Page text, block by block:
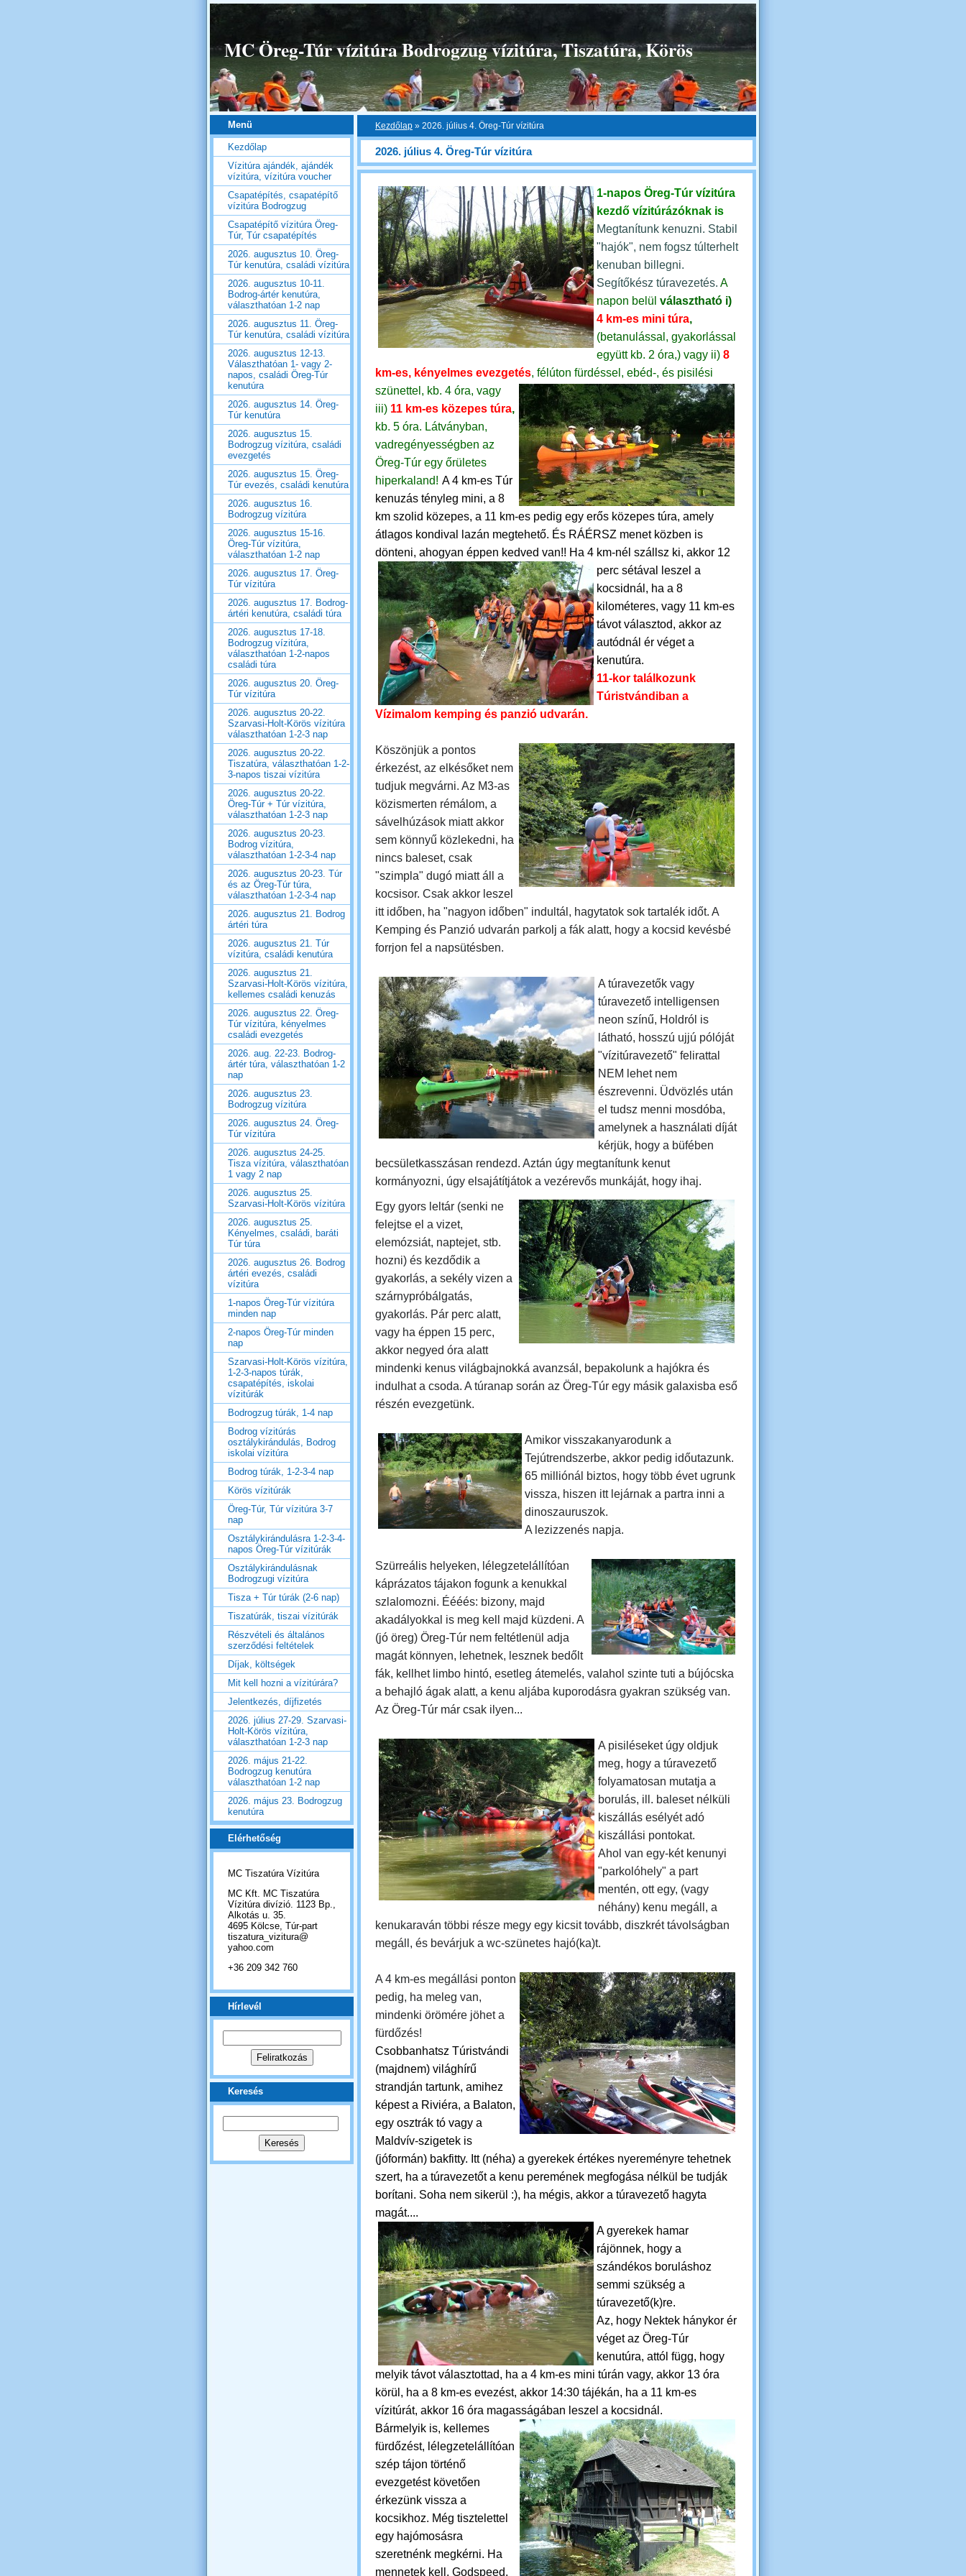
MC Öreg-Túr vízitúra Bodrogzug vízitúra, Tiszatúra, Körös
Kezdőlap » 2026. július 4. Öreg-Túr vízitúra
2026. július 4. Öreg-Túr vízitúra
1-napos Öreg-Túr vízitúra
kezdő vízitúrázóknak is
Megtanítunk kenuzni. Stabil
"hajók", nem fogsz túlterhelt
kenuban billegni.
Segítőkész túravezetés. A
napon belül választható i)
4 km-es mini túra,
(betanulással, gyakorlással
együtt kb. 2 óra,) vagy ii) 8
km-es, kényelmes evezgetés, félúton fürdéssel, ebéd-, és pisilési
szünettel, kb. 4 óra, vagy
iii) 11 km-es közepes túra,
kb. 5 óra. Látványban,
vadregényességben az
Öreg-Túr egy őrületes
hiperkaland! A 4 km-es Túr
kenuzás tényleg mini, a 8
km szolid közepes, a 11 km-es pedig egy erős közepes túra, amely
átlagos kondival lazán megtehető. És RÁÉRSZ menet közben is
dönteni, ahogyan éppen kedved van!! Ha 4 km-nél szállsz ki, akkor 12
perc sétával leszel a
kocsidnál, ha a 8
kilométeres, vagy 11 km-es
távot választod, akkor az
autódnál ér véget a
kenutúra.
11-kor találkozunk
Túristvándiban a
Vízimalom kemping és panzió udvarán.
Köszönjük a pontos
érkezést, az elkésőket nem
tudjuk megvárni. Az M3-as
közismerten rémálom, a
sávelhúzások miatt akkor
sem könnyű közlekedni, ha
nincs baleset, csak
"szimpla" dugó miatt áll a
kocsisor. Csak akkor leszel
itt időben, ha "nagyon időben" indultál, hagytatok sok tartalék időt. A
Kemping és Panzió udvarán parkolj a fák alatt, hogy a kocsid kevésbé
forrjon fel a napsütésben.
A túravezetők vagy
túravezető intelligensen
neon színű, Holdról is
látható, hosszú ujjú pólóját
"vízitúravezető" felirattal
NEM lehet nem
észrevenni. Üdvözlés után
el tudsz menni mosdóba,
amelynek a használati díját
kérjük, hogy a büfében
becsületkasszásan rendezd. Aztán úgy megtanítunk kenut
kormányozni, úgy elsajátítjátok a vezérevős munkáját, hogy ihaj.
Egy gyors leltár (senki ne
felejtse el a vizet,
elemózsiát, naptejet, stb.
hozni) és kezdődik a
gyakorlás, a sekély vizen a
szárnypróbálgatás,
gyakorlás. Pár perc alatt,
vagy ha éppen 15 perc,
akkor negyed óra alatt
mindenki kenus világbajnokká avanzsál, bepakolunk a hajókra és
indulhat a csoda. A túranap során az Öreg-Túr egy másik galaxisba eső
részén evezgetünk.
Amikor visszakanyarodunk a
Tejútrendszerbe, akkor pedig időutazunk.
65 milliónál biztos, hogy több évet ugrunk
vissza, hiszen itt lejárnak a partra inni a
dinoszauruszok.
A lezizzenés napja.
Szürreális helyeken, lélegzetelállítóan
káprázatos tájakon fogunk a kenukkal
szlalomozni. Éééés: bizony, majd
akadályokkal is meg kell majd küzdeni. A
(jó öreg) Öreg-Túr nem feltétlenül adja
magát könnyen, lehetnek, lesznek bedőlt
fák, kellhet limbo hintó, esetleg átemelés, valahol szinte tuti a bújócska
a behajló ágak alatt, a kenu aljába kuporodásra gyakran szükség van.
Az Öreg-Túr már csak ilyen...
A pisiléseket úgy oldjuk
meg, hogy a túravezető
folyamatosan mutatja a
borulás, ill. baleset nélküli
kiszállás esélyét adó
kiszállási pontokat.
Ahol van egy-két kenunyi
"parkolóhely" a part
mentén, ott egy, (vagy
néhány) kenu megáll, a
kenukaraván többi része megy egy kicsit tovább, diszkrét távolságban
megáll, és bevárjuk a wc-szünetes hajó(ka)t.
A 4 km-es megállási ponton
pedig, ha meleg van,
mindenki örömére jöhet a
fürdőzés!
Csobbanhatsz Túristvándi
(majdnem) világhírű
strandján tartunk, amihez
képest a Riviéra, a Balaton,
egy osztrák tó vagy a
Maldvív-szigetek is
(jóformán) bakfitty. Itt (néha) a gyerekek értékes nyereményre tehetnek
szert, ha a túravezetőt a kenu peremének megfogása nélkül be tudják
borítani. Soha nem sikerül :), ha mégis, akkor a túravezető hagyta
magát....
A gyerekek hamar
rájönnek, hogy a
szándékos boruláshoz
semmi szükség a
túravezető(k)re.
Az, hogy Nektek hánykor ér
véget az Öreg-Túr
kenutúra, attól függ, hogy
melyik távot választottad, ha a 4 km-es mini túrán vagy, akkor 13 óra
körül, ha a 8 km-es evezést, akkor 14:30 tájékán, ha a 11 km-es
vízitúrát, akkor 16 óra magasságában leszel a kocsidnál.
Bármelyik is, kellemes
fürdőzést, lélegzetelállítóan
szép tájon történő
evezgetést követően
érkezünk vissza a
kocsikhoz. Még tisztelettel
egy hajómosásra
szeretnénk megkérni. Ha
mennetek kell, Godspeed,
Menü
Kezdőlap
Vízitúra ajándék, ajándék
vízitúra, vízitúra voucher
Csapatépítés, csapatépítő
vízitúra Bodrogzug
Csapatépítő vízitúra Öreg-
Túr, Túr csapatépítés
2026. augusztus 10. Öreg-
Túr kenutúra, családi vízitúra
2026. augusztus 10-11.
Bodrog-ártér kenutúra,
választhatóan 1-2 nap
2026. augusztus 11. Öreg-
Túr kenutúra, családi vízitúra
2026. augusztus 12-13.
Választhatóan 1- vagy 2-
napos, családi Öreg-Túr
kenutúra
2026. augusztus 14. Öreg-
Túr kenutúra
2026. augusztus 15.
Bodrogzug vízitúra, családi
evezgetés
2026. augusztus 15. Öreg-
Túr evezés, családi kenutúra
2026. augusztus 16.
Bodrogzug vízitúra
2026. augusztus 15-16.
Öreg-Túr vízitúra,
választhatóan 1-2 nap
2026. augusztus 17. Öreg-
Túr vízitúra
2026. augusztus 17. Bodrog-
ártéri kenutúra, családi túra
2026. augusztus 17-18.
Bodrogzug vízitúra,
választhatóan 1-2-napos
családi túra
2026. augusztus 20. Öreg-
Túr vízitúra
2026. augusztus 20-22.
Szarvasi-Holt-Körös vízitúra
választhatóan 1-2-3 nap
2026. augusztus 20-22.
Tiszatúra, választhatóan 1-2-
3-napos tiszai vízitúra
2026. augusztus 20-22.
Öreg-Túr + Túr vízitúra,
választhatóan 1-2-3 nap
2026. augusztus 20-23.
Bodrog vízitúra,
választhatóan 1-2-3-4 nap
2026. augusztus 20-23. Túr
és az Öreg-Túr túra,
választhatóan 1-2-3-4 nap
2026. augusztus 21. Bodrog
ártéri túra
2026. augusztus 21. Túr
vízitúra, családi kenutúra
2026. augusztus 21.
Szarvasi-Holt-Körös vízitúra,
kellemes családi kenuzás
2026. augusztus 22. Öreg-
Túr vízitúra, kényelmes
családi evezgetés
2026. aug. 22-23. Bodrog-
ártér túra, választhatóan 1-2
nap
2026. augusztus 23.
Bodrogzug vízitúra
2026. augusztus 24. Öreg-
Túr vízitúra
2026. augusztus 24-25.
Tisza vízitúra, választhatóan
1 vagy 2 nap
2026. augusztus 25.
Szarvasi-Holt-Körös vízitúra
2026. augusztus 25.
Kényelmes, családi, baráti
Túr túra
2026. augusztus 26. Bodrog
ártéri evezés, családi
vízitúra
1-napos Öreg-Túr vízitúra
minden nap
2-napos Öreg-Túr minden
nap
Szarvasi-Holt-Körös vízitúra,
1-2-3-napos túrák,
csapatépítés, iskolai
vízitúrák
Bodrogzug túrák, 1-4 nap
Bodrog vízitúrás
osztálykirándulás, Bodrog
iskolai vízitúra
Bodrog túrák, 1-2-3-4 nap
Körös vízitúrák
Öreg-Túr, Túr vízitúra 3-7
nap
Osztálykirándulásra 1-2-3-4-
napos Öreg-Túr vízitúrák
Osztálykirándulásnak
Bodrogzugi vízitúra
Tisza + Túr túrák (2-6 nap)
Tiszatúrák, tiszai vízitúrák
Részvételi és általános
szerződési feltételek
Díjak, költségek
Mit kell hozni a vízitúrára?
Jelentkezés, díjfizetés
2026. július 27-29. Szarvasi-
Holt-Körös vízitúra,
választhatóan 1-2-3 nap
2026. május 21-22.
Bodrogzug kenutúra
választhatóan 1-2 nap
2026. május 23. Bodrogzug
kenutúra
Elérhetőség
MC Tiszatúra Vízitúra
MC Kft. MC Tiszatúra
Vízitúra divízió. 1123 Bp.,
Alkotás u. 35.
4695 Kölcse, Túr-part
tiszatura_vizitura@
yahoo.com
+36 209 342 760
Hírlevél
Keresés